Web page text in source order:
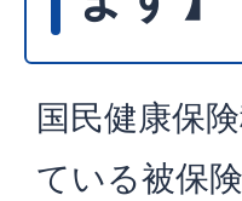
国民健康保
ている被保